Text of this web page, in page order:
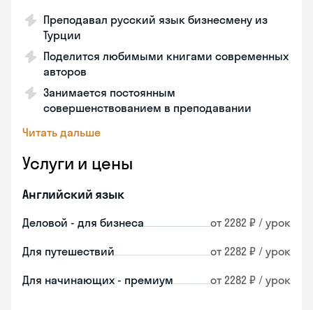
Преподавал русский язык бизнесмену из
Турции
Поделится любимыми книгами современных
авторов
Занимается постоянным
совершенствованием в преподавании
Читать дальше
Услуги и цены
Английский язык
Деловой - для бизнеса от 2282 ₽ / урок
Для путешествий от 2282 ₽ / урок
Для начинающих - премиум от 2282 ₽ / урок